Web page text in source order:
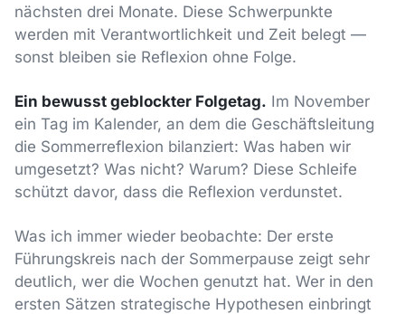
nächsten drei Monate. Diese Schwerpunkte
werden mit Verantwortlichkeit und Zeit belegt —
sonst bleiben sie Reflexion ohne Folge.
Ein bewusst geblockter Folgetag. Im November
ein Tag im Kalender, an dem die Geschäftsleitung
die Sommerreflexion bilanziert: Was haben wir
umgesetzt? Was nicht? Warum? Diese Schleife
schützt davor, dass die Reflexion verdunstet.
Was ich immer wieder beobachte: Der erste
Führungskreis nach der Sommerpause zeigt sehr
deutlich, wer die Wochen genutzt hat. Wer in den
ersten Sätzen strategische Hypothesen einbringt